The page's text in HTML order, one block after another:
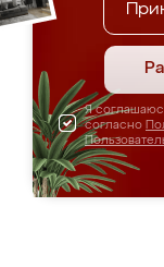
Я
согласно